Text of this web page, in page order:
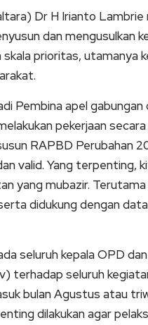
Dr H Irianto
dan mengusulkan
prioritas, utamanya
Pembina apel
pekerjaan
RAPBD Perubahan
valid. Yang terpenting,
yang mubazir.
didukung dengan
seluruh kepala OPD
seluruh
bulan Agustus atau
dilakukan agar